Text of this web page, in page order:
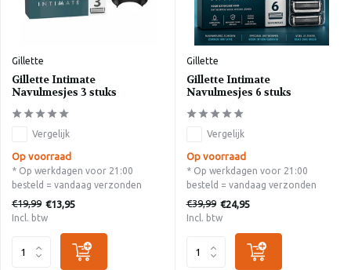
Gillette
Gillette Intimate
Navulmesjes 3 stuks
Vergelijk
Op voorraad
* Op werkdagen voor 21:00
besteld = vandaag verzonden
€19,99 €13,95
Incl. btw
Gillette
Gillette Intimate
Navulmesjes 6 stuks
Vergelijk
Op voorraad
* Op werkdagen voor 21:00
besteld = vandaag verzonden
€39,99 €24,95
Incl. btw